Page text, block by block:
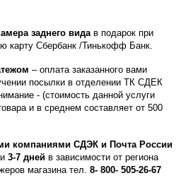
заднего вида в подарок при
карту Сбербанк /Тинькофф Банк.
– оплата заказанного вами
посылки в отделении ТК СДЕК
- (стоимость данной услуги
и в среднем составляет от 500
компаниями СДЭК и Почта России
3-7 дней в зависимости от региона
магазина тел. 8- 800- 505-26-67